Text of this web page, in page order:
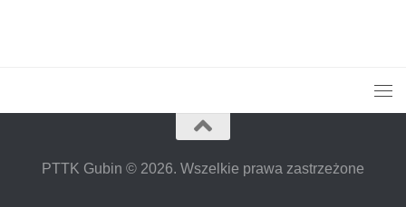
PTTK Gubin © 2026. Wszelkie prawa zastrzeżone